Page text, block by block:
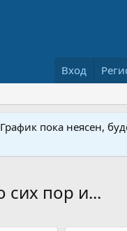
Вход
пока неясен,
сих пор и...